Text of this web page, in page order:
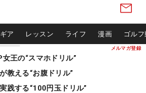
メルマガ登録
ギア レッスン ライフ 漫画 ゴル
王の“スマホドリル”
教える“お腹ドリル”
践する“100円玉ドリル”